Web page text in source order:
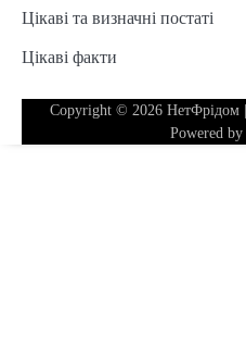
Цікаві та визначні постаті
Цікаві факти
Copyright © 2026 НетФрідом
Powered by